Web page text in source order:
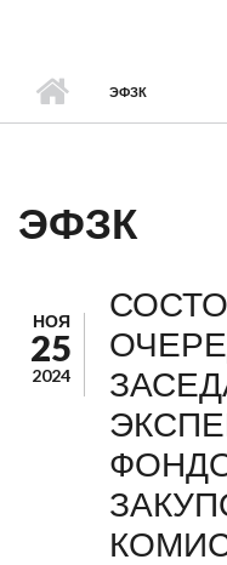
ЭФЗК
ЭФЗК
НОЯ
25
2024